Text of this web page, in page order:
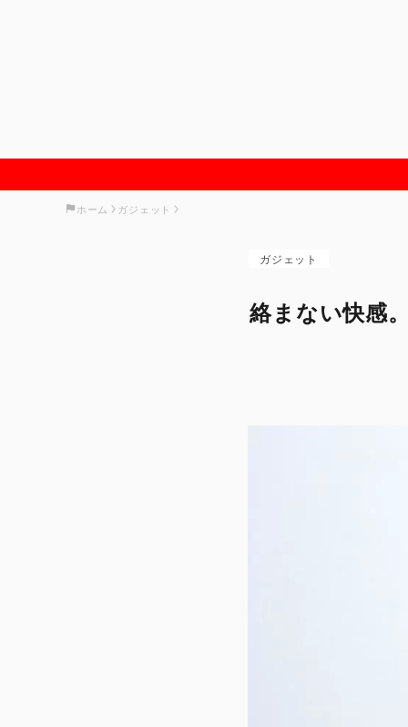
ホーム ガジェット
絡まない快感
ガジェット